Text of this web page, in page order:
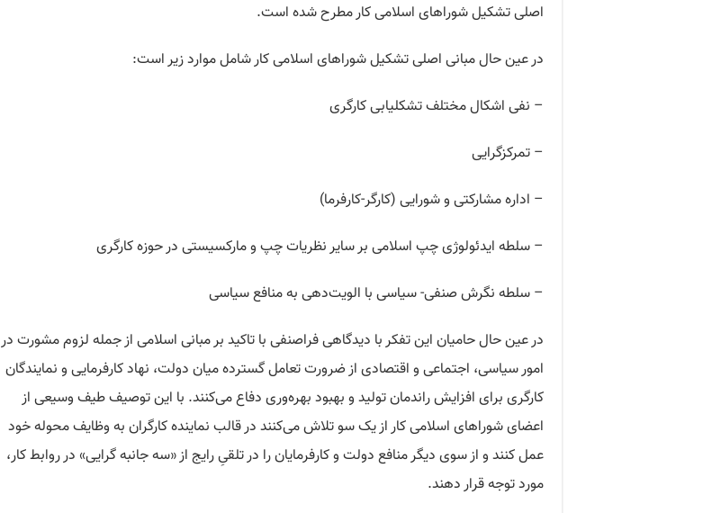
اصلی تشکیل شوراهای اسلامی کار مطرح شده است.
در عین حال مبانی اصلی تشکیل شوراهای اسلامی کار شامل موارد زیر است:
– نفی اشکال مختلف تشکلیابی کارگری
– تمرکزگرایی
– اداره مشارکتی و شورایی (کارگر-کارفرما)
– سلطه ایدئولوژی چپ اسلامی بر سایر نظریات چپ و مارکسیستی در حوزه کارگری
– سلطه نگرش صنفی- سیاسی با الویت‌دهی به منافع سیاسی
در عین حال حامیان این تفکر با دیدگاهی فراصنفی با تاکید بر مبانی اسلامی از جمله لزوم مشورت در
امور سیاسی، اجتماعی و اقتصادی از ضرورت تعامل گسترده میان دولت، نهاد کارفرمایی و نمایندگان
کارگری برای افزایش راندمان تولید و بهبود بهره‌وری دفاع می‌کنند. با این توصیف طیف وسیعی از
اعضای شوراهای اسلامی کار از یک سو تلاش می‌کنند در قالب نماینده کارگران به وظایف محوله خود
عمل کنند و از سوی دیگر منافع دولت و کارفرمایان را در تلقیِ رایج از «سه جانبه گرایی» در روابط کار،
مورد توجه قرار دهند.